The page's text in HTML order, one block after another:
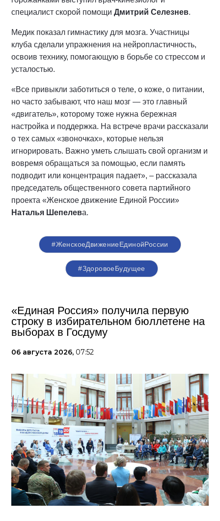
специалист скорой помощи Дмитрий Селезнев.
Медик показал гимнастику для мозга. Участницы
клуба сделали упражнения на нейропластичность,
освоив технику, помогающую в борьбе со стрессом и
усталостью.
«Все привыкли заботиться о теле, о коже, о питании,
но часто забывают, что наш мозг — это главный
«двигатель», которому тоже нужна бережная
настройка и поддержка. На встрече врачи рассказали
о тех самых «звоночках», которые нельзя
игнорировать. Важно уметь слышать свой организм и
вовремя обращаться за помощью, если память
подводит или концентрация падает», – рассказала
председатель общественного совета партийного
проекта «Женское движение Единой России»
Наталья Шепелева.
#ЖенскоеДвижениеЕдинойРоссии
#ЗдоровоеБудущее
«Единая Россия» получила первую
строку в избирательном бюллетене на
выборах в Госдуму
06 августа 2026, 07:52